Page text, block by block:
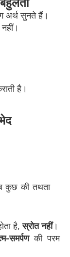
अर्थ सुनते हैं।
है।
कुछ की तथता
है,स्रोत नहीं।
समर्पणकी परम